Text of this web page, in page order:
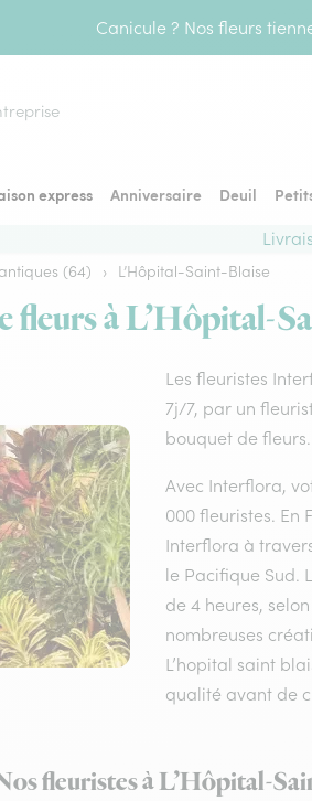
Canicule ? Nos fleurs
express Anniversaire Deuil
(64) › L’Hôpital-Saint-Blaise
fleurs à L’Hôpital-
Les fleuristes
7j/7, par un
bouquet de fleurs.
Avec Interflora,
000 fleuristes. En
Interflora à
le Pacifique Sud.
de 4 heures,
nombreuses
L’hopital saint
qualité avant de
fleuristes à L’Hôpital-